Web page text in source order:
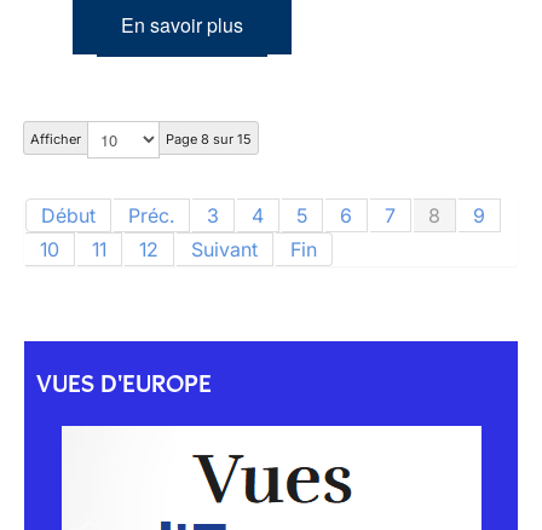
En savoir plus
Afficher Page 8 sur 15
Début Préc. 3 4 5 6 7 8
9
10
11 12 Suivant Fin
VUES D'EUROPE